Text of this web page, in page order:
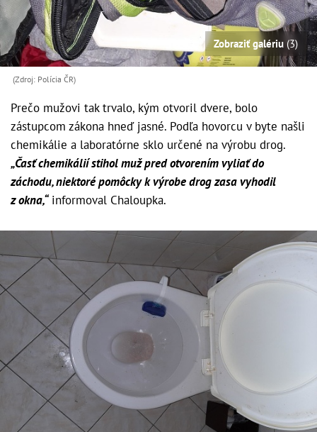
Zobraziť galériu (3)
(Zdroj: Polícia ČR)
Prečo mužovi tak trvalo, kým otvoril dvere, bolo
zástupcom zákona hneď jasné. Podľa hovorcu v byte našli
chemikálie a laboratórne sklo určené na výrobu drog.
„Časť chemikálií stihol muž pred otvorením vyliať do
záchodu, niektoré pomôcky k výrobe drog zasa vyhodil
z okna,“informoval Chaloupka.